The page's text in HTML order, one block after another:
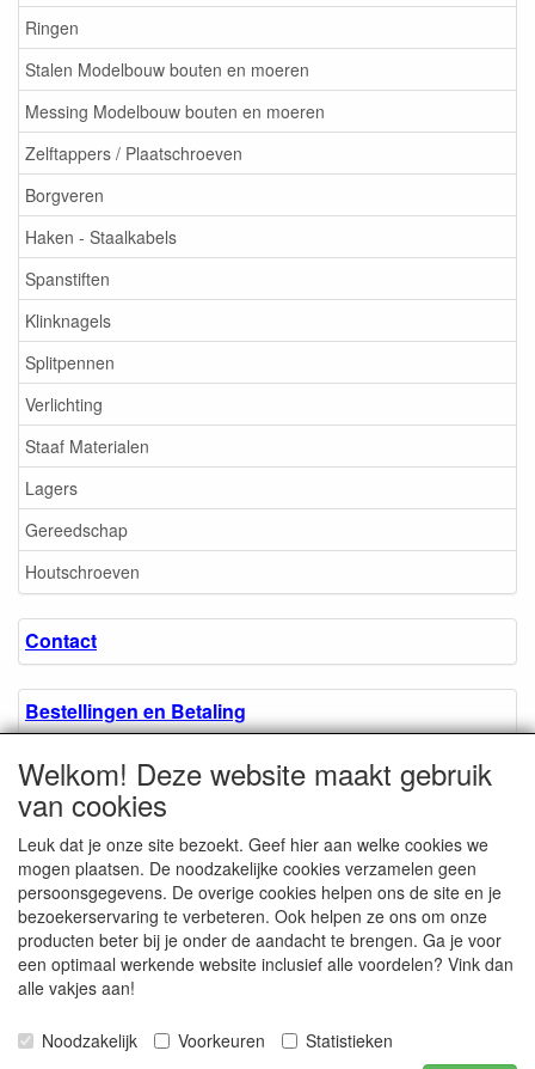
Ringen
Stalen Modelbouw bouten en moeren
Messing Modelbouw bouten en moeren
Zelftappers / Plaatschroeven
Borgveren
Haken - Staalkabels
Spanstiften
Klinknagels
Splitpennen
Verlichting
Staaf Materialen
Lagers
Gereedschap
Houtschroeven
Contact
Bestellingen en Betaling
Algemene voorwaarden
Over ons.
Privacyverklaring
Microschroeven.nl
Chamber of Commerce
Welkom! Deze website maakt gebruik
van cookies
Leuk dat je onze site bezoekt. Geef hier aan welke cookies we
mogen plaatsen. De noodzakelijke cookies verzamelen geen
persoonsgegevens. De overige cookies helpen ons de site en je
bezoekerservaring te verbeteren. Ook helpen ze ons om onze
producten beter bij je onder de aandacht te brengen. Ga je voor
een optimaal werkende website inclusief alle voordelen? Vink dan
alle vakjes aan!
Noodzakelijk Voorkeuren
Statistieken